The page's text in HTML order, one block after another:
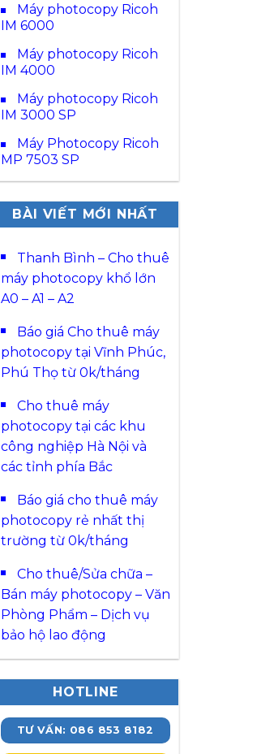
Máy photocopy Ricoh
IM 6000
Máy photocopy Ricoh
IM 4000
Máy photocopy Ricoh
IM 3000 SP
Máy Photocopy Ricoh
MP 7503 SP
BÀI VIẾT MỚI NHẤT
Thanh Bình – Cho thuê
máy photocopy khổ lớn
A0 – A1 – A2
Báo giá Cho thuê máy
photocopy tại Vĩnh Phúc,
Phú Thọ từ 0k/tháng
Cho thuê máy
photocopy tại các khu
công nghiệp Hà Nội và
các tỉnh phía Bắc
Báo giá cho thuê máy
photocopy rẻ nhất thị
trường từ 0k/tháng
Cho thuê/Sửa chữa –
Bán máy photocopy – Văn
Phòng Phẩm – Dịch vụ
bảo hộ lao động
HOTLINE
TƯ VẤN: 086 853 8182